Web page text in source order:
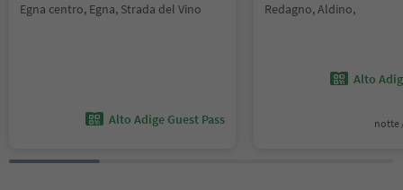
Egna centro, Egna, Strada del Vino
Alto Adige Guest Pass
Redagno, Aldino,
Alto
notte